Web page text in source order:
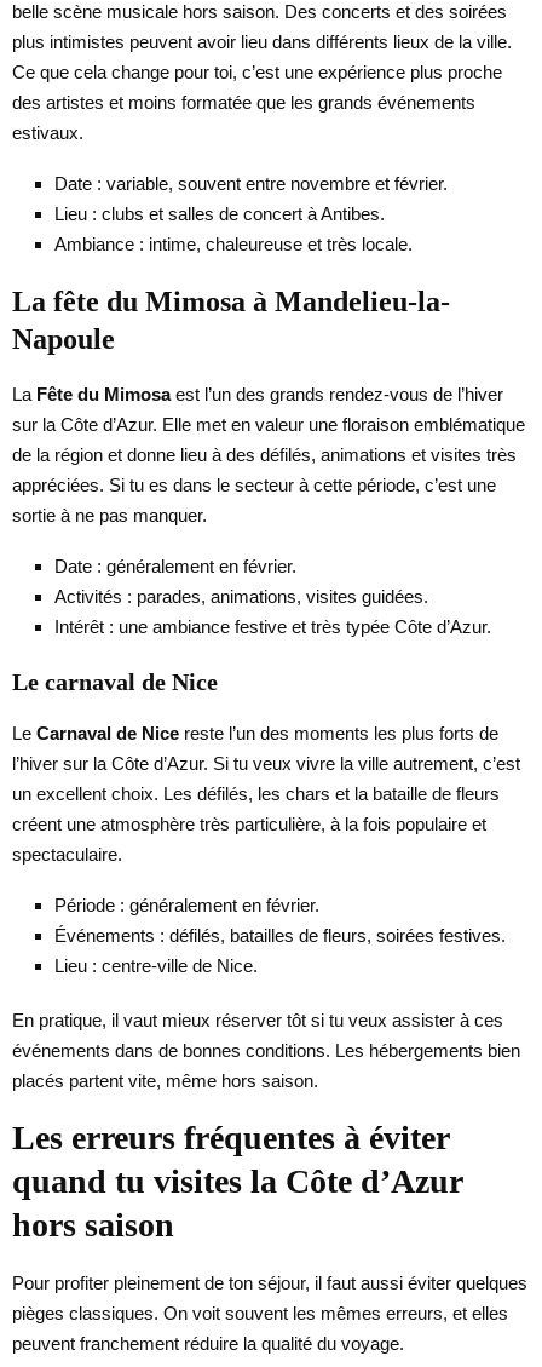
belle scène musicale hors saison. Des concerts et des soirées
plus intimistes peuvent avoir lieu dans différents lieux de la ville.
Ce que cela change pour toi, c’est une expérience plus proche
des artistes et moins formatée que les grands événements
estivaux.
Date : variable, souvent entre novembre et février.
Lieu : clubs et salles de concert à Antibes.
Ambiance : intime, chaleureuse et très locale.
La fête du Mimosa à Mandelieu-la-
Napoule
La Fête du Mimosaest l’un des grands rendez-vous de l’hiver
sur la Côte d’Azur. Elle met en valeur une floraison emblématique
de la région et donne lieu à des défilés, animations et visites très
appréciées. Si tu es dans le secteur à cette période, c’est une
sortie à ne pas manquer.
Date : généralement en février.
Activités : parades, animations, visites guidées.
Intérêt : une ambiance festive et très typée Côte d’Azur.
Le carnaval de Nice
Le Carnaval de Nice reste l’un des moments les plus forts de
l’hiver sur la Côte d’Azur. Si tu veux vivre la ville autrement, c’est
un excellent choix. Les défilés, les chars et la bataille de fleurs
créent une atmosphère très particulière, à la fois populaire et
spectaculaire.
Période : généralement en février.
Événements : défilés, batailles de fleurs, soirées festives.
Lieu : centre-ville de Nice.
En pratique, il vaut mieux réserver tôt si tu veux assister à ces
événements dans de bonnes conditions. Les hébergements bien
placés partent vite, même hors saison.
Les erreurs fréquentes à éviter
quand tu visites la Côte d’Azur
hors saison
Pour profiter pleinement de ton séjour, il faut aussi éviter quelques
pièges classiques. On voit souvent les mêmes erreurs, et elles
peuvent franchement réduire la qualité du voyage.